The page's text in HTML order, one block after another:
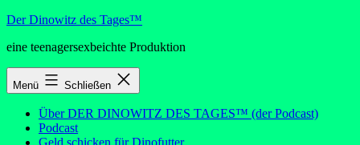
Zum
springen
Der Dinowitz des Tages™
eine teenagersexbeichte Produktion
Menü Schließen
Über DER DINOWITZ DES TAGES™ (der Podcast)
Podcast
Geld schicken für Dinofutter